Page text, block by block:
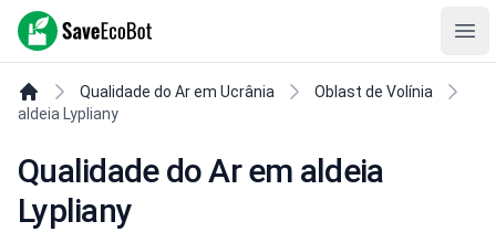
SaveEcoBot
Qualidade do Ar em Ucrânia
Oblast de Volínia
aldeia Lypliany
Qualidade do Ar em aldeia
Lypliany